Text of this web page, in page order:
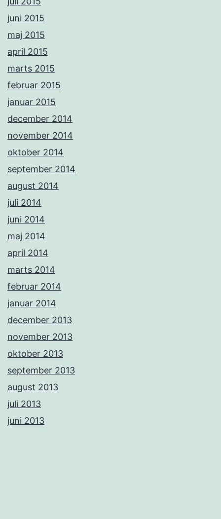
juni 2015
maj 2015
april 2015
marts 2015
februar 2015
januar 2015
december 2014
november 2014
oktober 2014
september 2014
august 2014
juli 2014
juni 2014
maj 2014
april 2014
marts 2014
februar 2014
januar 2014
december 2013
november 2013
oktober 2013
september 2013
august 2013
juli 2013
juni 2013